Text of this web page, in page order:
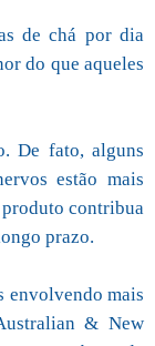
de chá por dia
do que aqueles
De fato, alguns
estão mais
contribua
prazo.
envolvendo mais
& New